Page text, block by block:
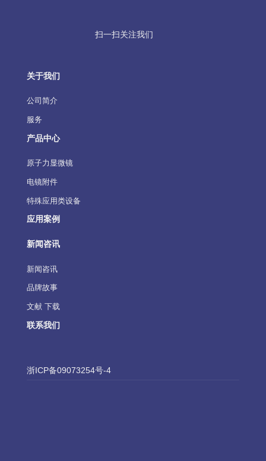
关于我们
公司简介
服务
产品中心
原子力显微镜
电镜附件
特殊应用类设备
应用案例
新闻咨讯
新闻咨讯
品牌故事
文献 下载
联系我们
扫一扫关注我们
浙ICP备09073254号-4